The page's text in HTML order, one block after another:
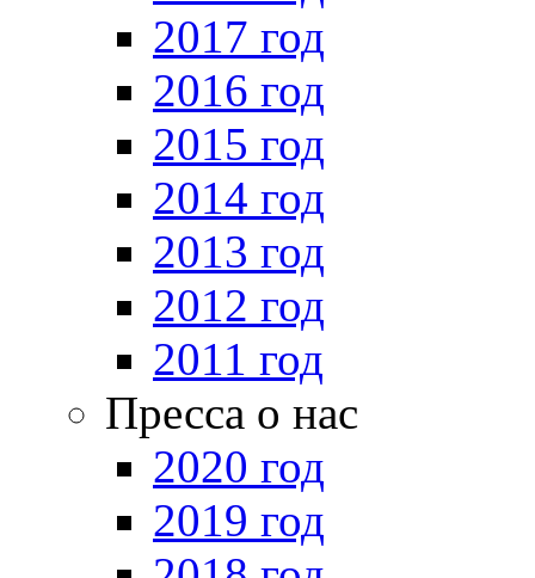
2017 год
2016 год
2015 год
2014 год
2013 год
2012 год
2011 год
Пресса о нас
2020 год
2019 год